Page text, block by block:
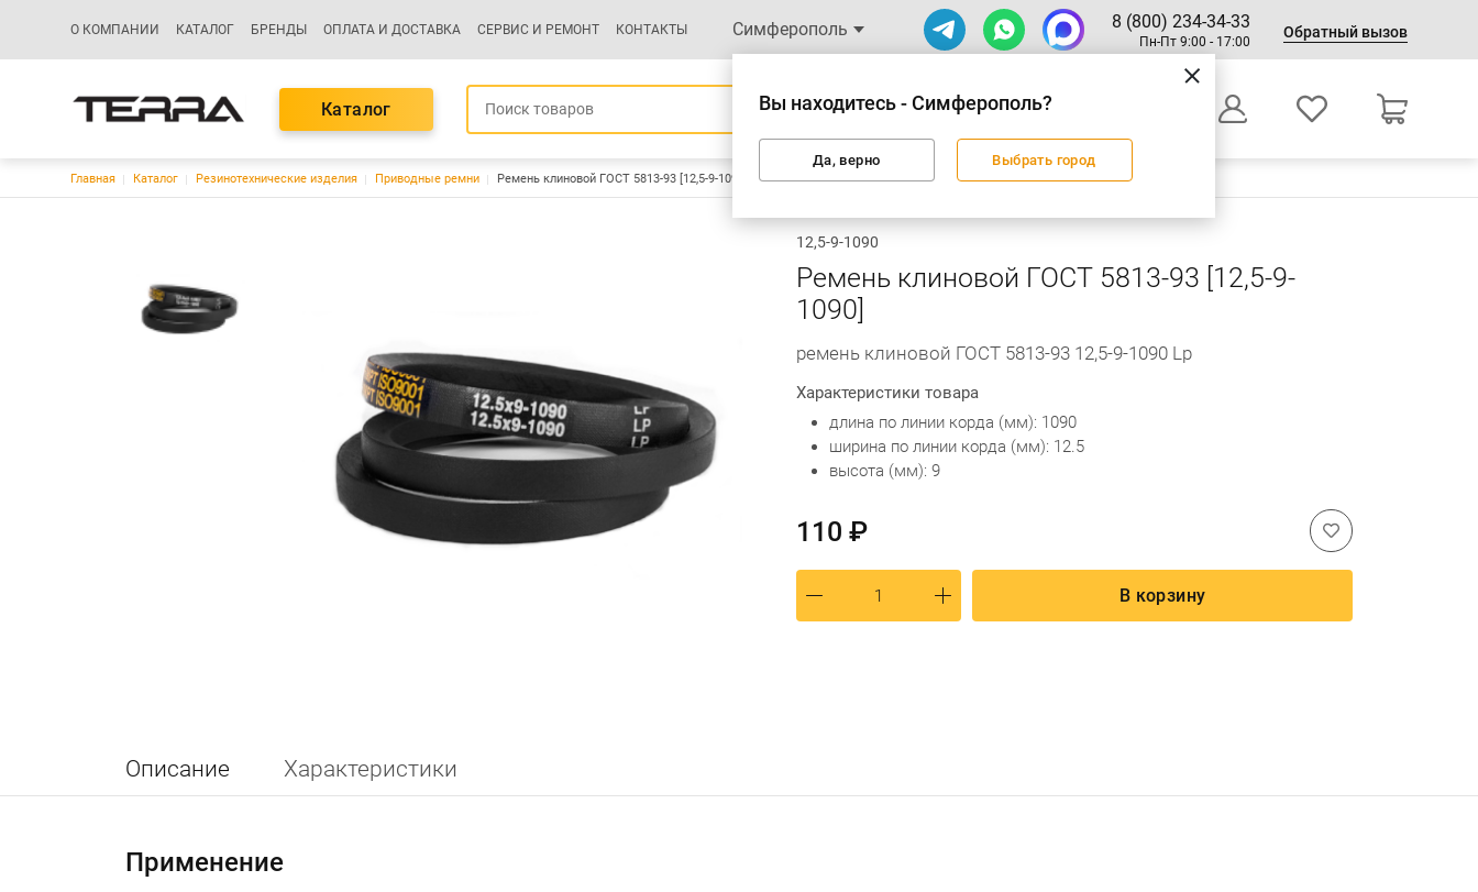
Основная навигация
О КОМПАНИИ КАТАЛОГ БРЕНДЫ ОПЛАТА И ДОСТАВКА СЕРВИС И РЕМОНТ КОНТАКТЫ Симферополь
Вы находитесь - Симферополь?
Да, верно Выбрать город
8 (800) 234-34-33
Пн-Пт 9:00 - 17:00
Обратный вызов
Каталог
Оформление заказа
Строка навигации
Главная Каталог Резинотехнические изделия Приводные ремни Ремень клиновой ГОСТ 5813-93 [12,5-9-1090]
12,5-9-1090
Ремень клиновой ГОСТ 5813-93 [12,5-9-
1090]
ремень клиновой ГОСТ 5813-93 12,5-9-1090 Lp
Характеристики товара
длина по линии корда (мм): 1090
ширина по линии корда (мм): 12.5
высота (мм): 9
110 ₽
В корзину
Описание Характеристики
Применение